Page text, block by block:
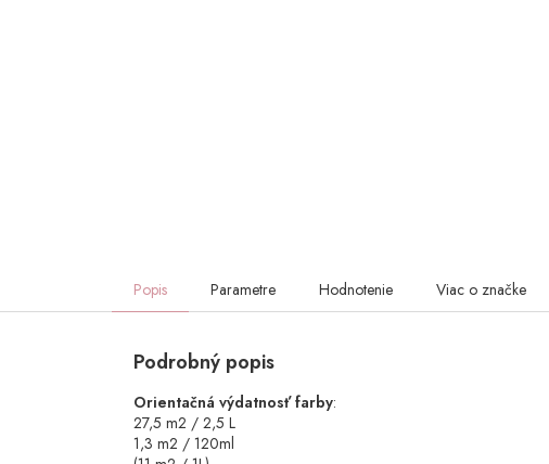
Popis Parametre Hodnotenie Viac o značke
Podrobný popis
Orientačná výdatnosť farby:
27,5 m2 / 2,5 L
1,3 m2 / 120ml